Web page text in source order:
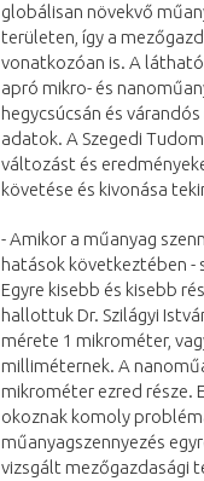
globálisan növekvő
területen, így a
vonatkozóan is. A
apró mikro- és
hegycsúcsán és
adatok. A Szegedi
változást és
követése és kivonása
- Amikor a műanyag
hatások következtében -
Egyre kisebb és kisebb
hallottuk Dr. Szilágyi
mérete 1 mikrométer,
milliméternek. A
mikrométer ezred része.
okoznak komoly
műanyagszennyezés
vizsgált mezőgazdasági